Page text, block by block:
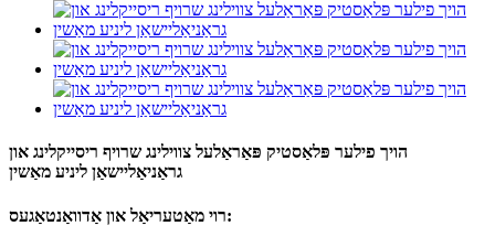
הויך פילער פּלאַסטיק פּאַראַלעל צווילינג שרויף ריסייקלינג און
גראַניאַליישאַן ליניע מאַשין
רוי מאַטעריאַל און אַדוואַנטאַגעס: